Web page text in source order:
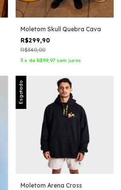
Moletom Skull Quebra Cava
R$299,90
R$340,00
3 x de R$99,97 sem juros
Esgotado
Moletom Arena Cross